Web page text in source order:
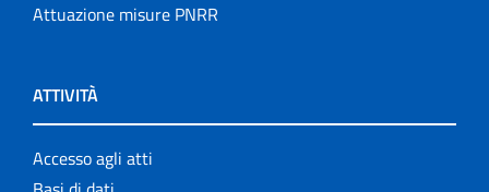
Attuazione misure PNRR
ATTIVITÀ
Accesso agli atti